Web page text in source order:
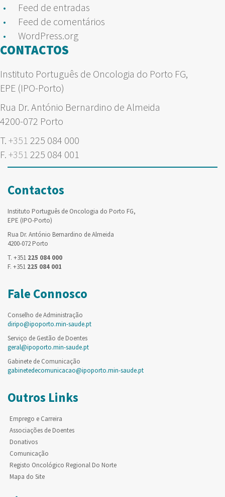
Feed de entradas
Feed de comentários
WordPress.org
CONTACTOS
Instituto Português de Oncologia do Porto FG,
EPE (IPO-Porto)
Rua Dr. António Bernardino de Almeida
4200-072 Porto
T. +351 225 084 000
F. +351 225 084 001
Contactos
Instituto Português de Oncologia do Porto FG,
EPE (IPO-Porto)
Rua Dr. António Bernardino de Almeida
4200-072 Porto
T. +351 225 084 000
F. +351 225 084 001
Fale Connosco
Conselho de Administração
diripo@ipoporto.min-saude.pt
Serviço de Gestão de Doentes
geral@ipoporto.min-saude.pt
Gabinete de Comunicação
gabinetedecomunicacao@ipoporto.min-saude.pt
Outros Links
Emprego e Carreira
Associações de Doentes
Donativos
Comunicação
Registo Oncológico Regional Do Norte
Mapa do Site